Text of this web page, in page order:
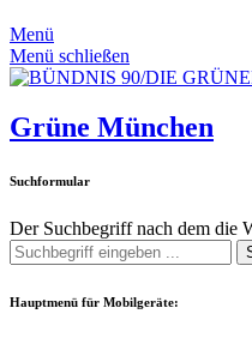
Menü
Menü schließen
Grüne München
Suchformular
Der Suchbegriff nach dem die
Hauptmenü für Mobilgeräte: